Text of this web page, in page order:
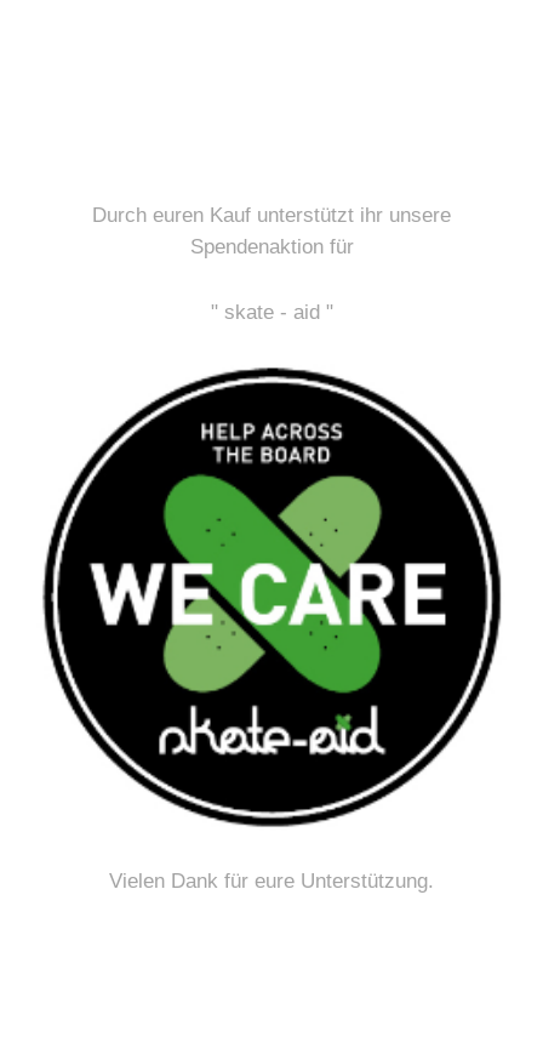
Durch euren Kauf unterstützt ihr unsere
Spendenaktion für
" skate - aid "
Vielen Dank für eure Unterstützung.